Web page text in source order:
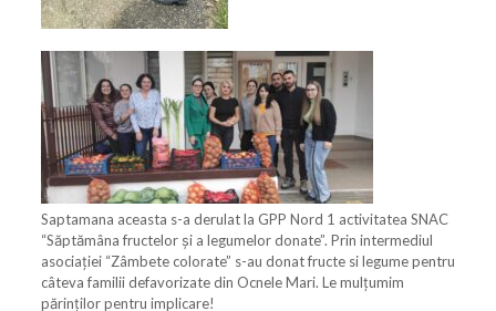
Saptamana aceasta s-a derulat la GPP Nord 1 activitatea SNAC
“Săptămâna fructelor și a legumelor donate”. Prin intermediul
asociației “Zâmbete colorate” s-au donat fructe si legume pentru
câteva familii defavorizate din Ocnele Mari. Le mulțumim
părinților pentru implicare!